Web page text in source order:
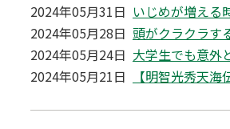
2024年05月31日 いじめが増える
2024年05月28日 頭がクラクラ
2024年05月24日 大学生でも意
2024年05月21日
【明智光秀天